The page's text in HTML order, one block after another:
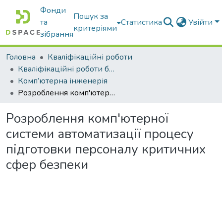
Фонди
та
зібрання
Пошук за
критеріями
Статистика Увійти
Головна
Кваліфікаційні роботи
Кваліфікаційні роботи бакалаврів
Комп’ютерна інженерія
Розроблення комп'ютерної системи автоматизації процесу підготовки персоналу критичних сфер безпеки
Розроблення комп'ютерної
системи автоматизації процесу
підготовки персоналу критичних
сфер безпеки